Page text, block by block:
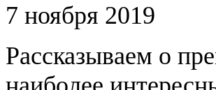
7 ноября 2019
Рассказываем о